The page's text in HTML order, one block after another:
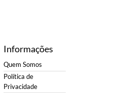
Informações
Quem Somos
Política de
Privacidade